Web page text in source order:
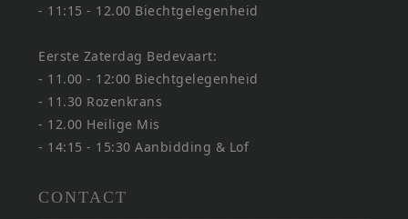
- 11:15 - 12.00 Biechtgelegenheid
Eerste Zaterdag Bedevaart:
- 11.00 - 12:00 Biechtgelegenheid
- 11.30 Rozenkrans
- 12.00 Heilige Mis
- 14:15 - 15:30 Aanbidding & Lof
CONTACT